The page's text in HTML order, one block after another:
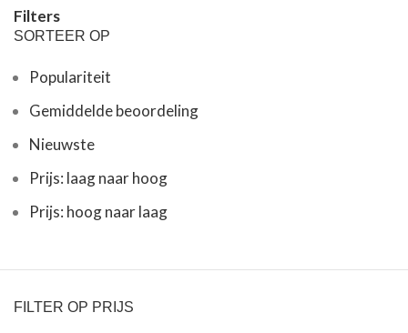
Filters
SORTEER OP
Populariteit
Gemiddelde beoordeling
Nieuwste
Prijs: laag naar hoog
Prijs: hoog naar laag
FILTER OP PRIJS